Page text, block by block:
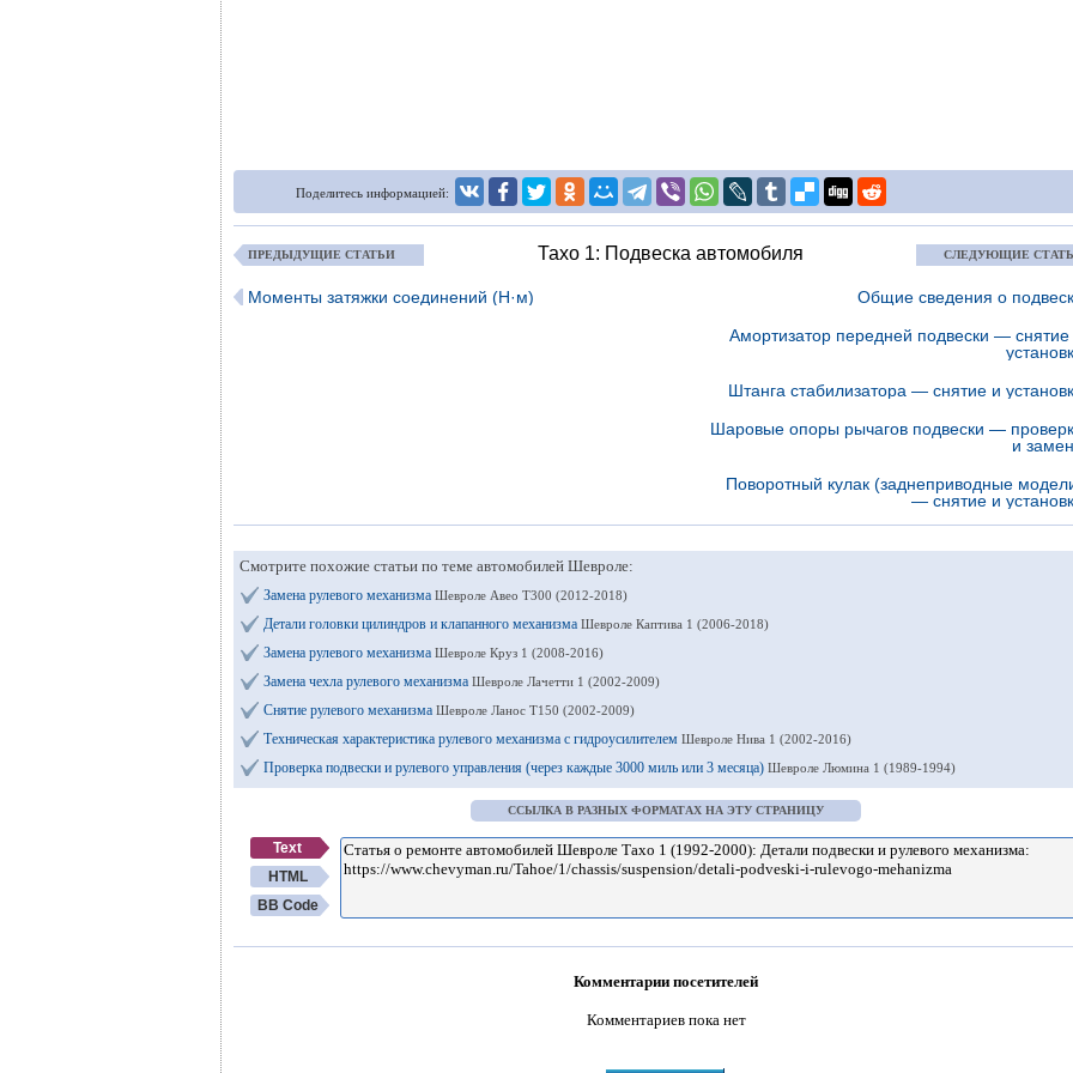
Поделитесь информацией:
ПРЕДЫДУЩИЕ СТАТЬИ Тахо 1: Подвеска автомобиля СЛЕДУЮЩИЕ
Моменты затяжки соединений (Н·м)
Общие сведения о
Амортизатор передней подвески — снятие
Штанга стабилизатора — снятие и
Шаровые опоры рычагов подвески —
и
Поворотный кулак (заднеприводные
— снятие и
Смотрите похожие статьи по теме автомобилей Шевроле:
Замена рулевого механизма Шевроле Авео Т300 (2012-2018)
Детали головки цилиндров и клапанного механизма Шевроле Каптива 1 (2006-2018)
Замена рулевого механизма Шевроле Круз 1 (2008-2016)
Замена чехла рулевого механизма Шевроле Лачетти 1 (2002-2009)
Снятие рулевого механизма Шевроле Ланос Т150 (2002-2009)
Техническая характеристика рулевого механизма с гидроусилителем Шевроле Нива 1 (2002-2016)
Проверка подвески и рулевого управления (через каждые 3000 миль или 3 месяца) Шевроле Люмина 1 (1989-1994)
ССЫЛКА В РАЗНЫХ ФОРМАТАХ НА ЭТУ СТРАНИЦУ
Text
HTML
BB Code
Комментарии посетителей
Комментариев пока нет